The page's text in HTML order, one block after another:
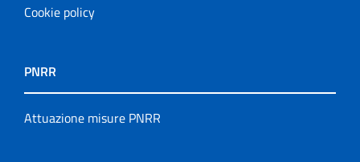
Cookie policy
PNRR
Attuazione misure PNRR